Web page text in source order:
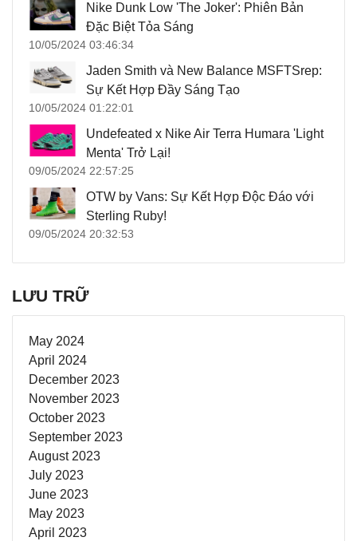
Nike Dunk Low 'The Joker': Phiên Bản
Đặc Biệt Tỏa Sáng
10/05/2024 03:46:34
Jaden Smith và New Balance MSFTSrep:
Sự Kết Hợp Đầy Sáng Tạo
10/05/2024 01:22:01
Undefeated x Nike Air Terra Humara 'Light
Menta' Trở Lại!
09/05/2024 22:57:25
OTW by Vans: Sự Kết Hợp Độc Đáo với
Sterling Ruby!
09/05/2024 20:32:53
LƯU TRỮ
May 2024
April 2024
December 2023
November 2023
October 2023
September 2023
August 2023
July 2023
June 2023
May 2023
April 2023